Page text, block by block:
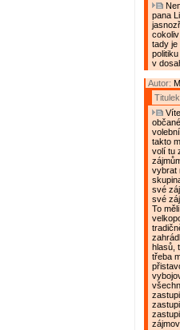
pana
tady je
v
Autor:
takto
volí tu
vybrat
své
své
To
hlasů,
třeba